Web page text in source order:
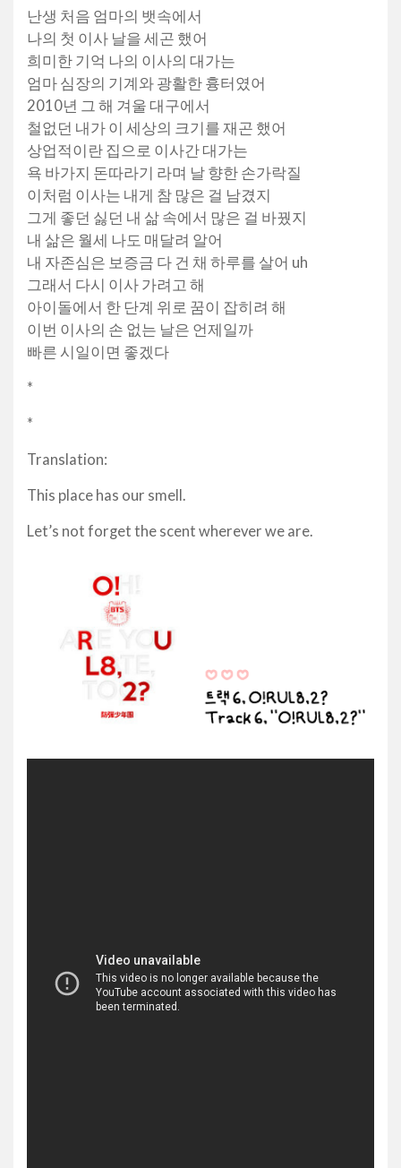
난생 처음 엄마의 뱃속에서
나의 첫 이사 날을 세곤 했어
희미한 기억 나의 이사의 대가는
엄마 심장의 기계와 광활한 흉터였어
2010년 그 해 겨울 대구에서
철없던 내가 이 세상의 크기를 재곤 했어
상업적이란 집으로 이사간 대가는
욕 바가지 돈따라기 라며 날 향한 손가락질
이처럼 이사는 내게 참 많은 걸 남겼지
그게 좋던 싫던 내 삶 속에서 많은 걸 바꿨지
내 삶은 월세 나도 매달려 알어
내 자존심은 보증금 다 건 채 하루를 살어 uh
그래서 다시 이사 가려고 해
아이돌에서 한 단계 위로 꿈이 잡히려 해
이번 이사의 손 없는 날은 언제일까
빠른 시일이면 좋겠다
*
*
Translation:
This place has our smell.
Let’s not forget the scent wherever we are.